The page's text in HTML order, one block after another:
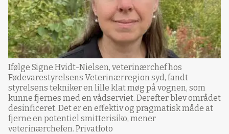
Ifølge Signe Hvidt-Nielsen, veterinærchef hos
Fødevarestyrelsens Veterinærregion syd, fandt
styrelsens tekniker en lille klat møg på vognen, som
kunne fjernes med en vådserviet. Derefter blev området
desinficeret. Det er en effektiv og pragmatisk måde at
fjerne en potentiel smitterisiko, mener
veterinærchefen. Privatfoto